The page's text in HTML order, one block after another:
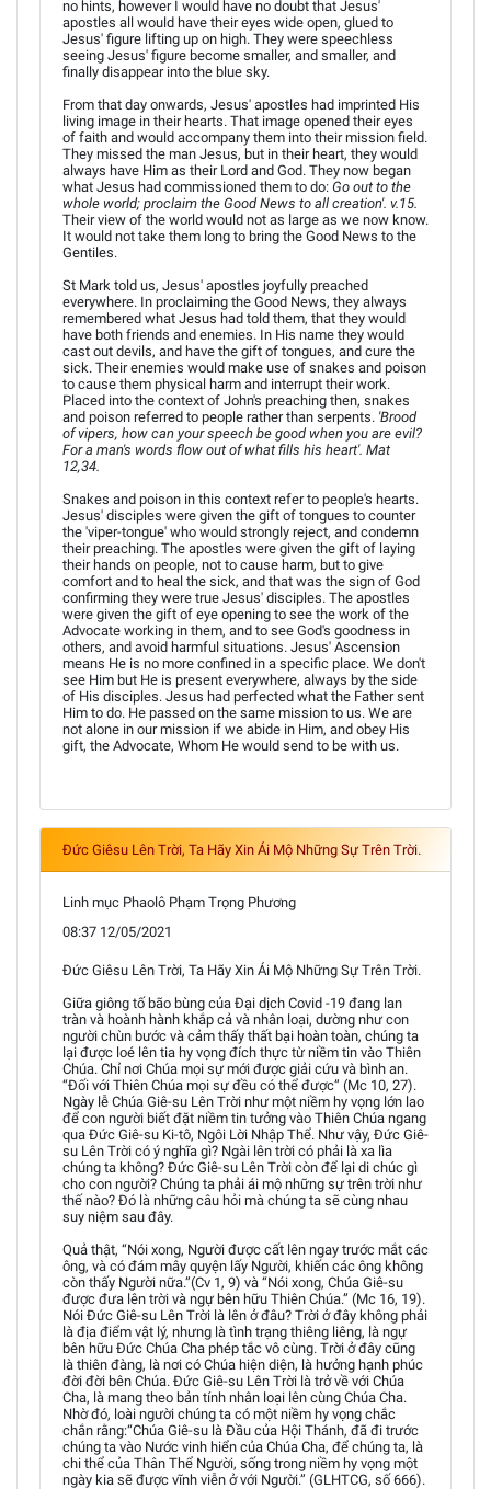
no hints, however I would have no doubt that Jesus'
apostles all would have their eyes wide open, glued to
Jesus' figure lifting up on high. They were speechless
seeing Jesus' figure become smaller, and smaller, and
finally disappear into the blue sky.
From that day onwards, Jesus' apostles had imprinted His
living image in their hearts. That image opened their eyes
of faith and would accompany them into their mission field.
They missed the man Jesus, but in their heart, they would
always have Him as their Lord and God. They now began
what Jesus had commissioned them to do: Go out to the
whole world; proclaim the Good News to all creation'. v.15.
Their view of the world would not as large as we now know.
It would not take them long to bring the Good News to the
Gentiles.
St Mark told us, Jesus' apostles joyfully preached
everywhere. In proclaiming the Good News, they always
remembered what Jesus had told them, that they would
have both friends and enemies. In His name they would
cast out devils, and have the gift of tongues, and cure the
sick. Their enemies would make use of snakes and poison
to cause them physical harm and interrupt their work.
Placed into the context of John's preaching then, snakes
and poison referred to people rather than serpents. 'Brood
of vipers, how can your speech be good when you are evil?
For a man's words flow out of what fills his heart'. Mat
12,34.
Snakes and poison in this context refer to people's hearts.
Jesus' disciples were given the gift of tongues to counter
the 'viper-tongue' who would strongly reject, and condemn
their preaching. The apostles were given the gift of laying
their hands on people, not to cause harm, but to give
comfort and to heal the sick, and that was the sign of God
confirming they were true Jesus' disciples. The apostles
were given the gift of eye opening to see the work of the
Advocate working in them, and to see God's goodness in
others, and avoid harmful situations. Jesus' Ascension
means He is no more confined in a specific place. We don't
see Him but He is present everywhere, always by the side
of His disciples. Jesus had perfected what the Father sent
Him to do. He passed on the same mission to us. We are
not alone in our mission if we abide in Him, and obey His
gift, the Advocate, Whom He would send to be with us.
Đức Giêsu Lên Trời, Ta Hãy Xin Ái Mộ Những Sự Trên Trời.
Linh mục Phaolô Phạm Trọng Phương
08:37 12/05/2021
Đức Giêsu Lên Trời, Ta Hãy Xin Ái Mộ Những Sự Trên Trời.
Giữa giông tố bão bùng của Đại dịch Covid -19 đang lan
tràn và hoành hành khắp cả và nhân loại, dường như con
người chùn bước và cảm thấy thất bại hoàn toàn, chúng ta
lại được loé lên tia hy vọng đích thực từ niềm tin vào Thiên
Chúa. Chỉ nơi Chúa mọi sự mới được giải cứu và bình an.
“Đối với Thiên Chúa mọi sự đều có thể được” (Mc 10, 27).
Ngày lễ Chúa Giê-su Lên Trời như một niềm hy vọng lớn lao
để con người biết đặt niềm tin tưởng vào Thiên Chúa ngang
qua Đức Giê-su Ki-tô, Ngôi Lời Nhập Thể. Như vậy, Đức Giê-
su Lên Trời có ý nghĩa gì? Ngài lên trời có phải là xa lìa
chúng ta không? Đức Giê-su Lên Trời còn để lại di chúc gì
cho con người? Chúng ta phải ái mộ những sự trên trời như
thế nào? Đó là những câu hỏi mà chúng ta sẽ cùng nhau
suy niệm sau đây.
Quả thật, “Nói xong, Người được cất lên ngay trước mắt các
ông, và có đám mây quyện lấy Người, khiến các ông không
còn thấy Người nữa.”(Cv 1, 9) và “Nói xong, Chúa Giê-su
được đưa lên trời và ngự bên hữu Thiên Chúa.” (Mc 16, 19).
Nói Đức Giê-su Lên Trời là lên ở đâu? Trời ở đây không phải
là địa điểm vật lý, nhưng là tình trạng thiêng liêng, là ngự
bên hữu Đức Chúa Cha phép tắc vô cùng. Trời ở đây cũng
là thiên đàng, là nơi có Chúa hiện diện, là hưởng hạnh phúc
đời đời bên Chúa. Đức Giê-su Lên Trời là trở về với Chúa
Cha, là mang theo bản tính nhân loại lên cùng Chúa Cha.
Nhờ đó, loài người chúng ta có một niềm hy vọng chắc
chắn rằng:“Chúa Giê-su là Đầu của Hội Thánh, đã đi trước
chúng ta vào Nước vinh hiển của Chúa Cha, để chúng ta, là
chi thể của Thân Thể Người, sống trong niềm hy vọng một
ngày kia sẽ được vĩnh viễn ở với Người.” (GLHTCG, số 666).